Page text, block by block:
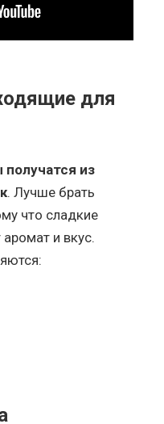
для
из
. Лучше брать
что сладкие
и вкус.